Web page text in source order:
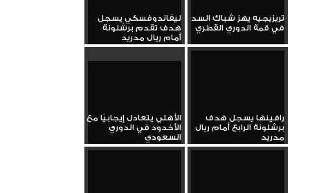
تريزيجيه يهز شباك السد
في قمة الدوري القطري
ليفاندوفسكي يسجل
هدف تقدم برشلونة
أمام ريال مدريد
رافينها يسجل هدف
برشلونة الرابع أمام ريال
مدريد
الأهلي يتعادل إيجابيًا مع
الأخدود في الدوري
السعودي